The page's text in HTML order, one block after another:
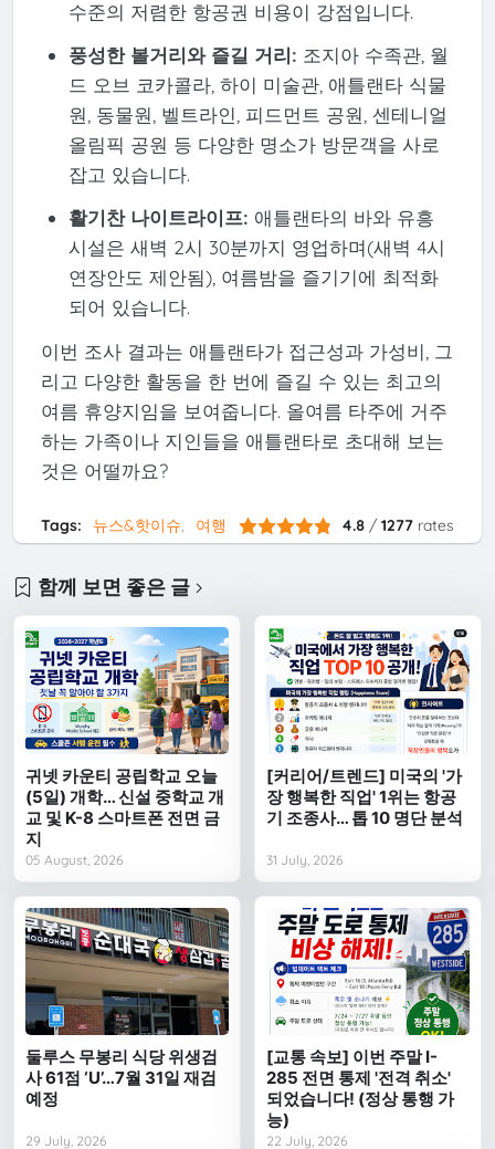
수준의 저렴한 항공권 비용이 강점입니다.
풍성한 볼거리와 즐길 거리: 조지아 수족관, 월
드 오브 코카콜라, 하이 미술관, 애틀랜타 식물
원, 동물원, 벨트라인, 피드먼트 공원, 센테니얼
올림픽 공원 등 다양한 명소가 방문객을 사로
잡고 있습니다.
활기찬 나이트라이프: 애틀랜타의 바와 유흥
시설은 새벽 2시 30분까지 영업하며(새벽 4시
연장안도 제안됨), 여름밤을 즐기기에 최적화
되어 있습니다.
이번 조사 결과는 애틀랜타가 접근성과 가성비, 그
리고 다양한 활동을 한 번에 즐길 수 있는 최고의
여름 휴양지임을 보여줍니다. 올여름 타주에 거주
하는 가족이나 지인들을 애틀랜타로 초대해 보는
것은 어떨까요?
Tags: 뉴스&핫이슈 여행 4.8 /1277 rates
함께 보면 좋은 글
귀넷 카운티 공립학교 오늘
(5일) 개학… 신설 중학교 개
교 및 K-8 스마트폰 전면 금
지
05 August, 2026
[커리어/트렌드] 미국의 '가
장 행복한 직업' 1위는 항공
기 조종사… 톱 10 명단 분석
31 July, 2026
둘루스 무봉리 식당 위생검
사 61점 ‘U’…7월 31일 재검
예정
29 July, 2026
[교통 속보] 이번 주말 I-
285 전면 통제 '전격 취소'
되었습니다! (정상 통행 가
능)
22 July, 2026